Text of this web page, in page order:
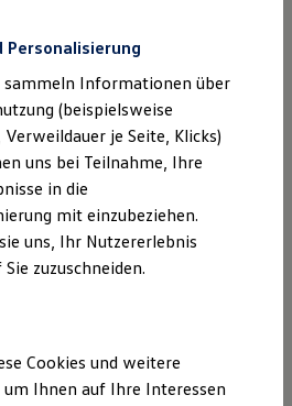
Class bei Volkswagen
Cookie-Richtlinie
Act (DSA)
EU Data Act
Vertrag Widerrufen
AG
gezeigten Fahrzeuge und
in einzelnen Details vom aktuellen
Personalisierung
sammeln Informationen über
(beispielsweise
je Seite, Klicks)
uns bei Teilnahme, Ihre
in die
mit einzubeziehen.
uns, Ihr Nutzererlebnis
zuzuschneiden.
Cookies und weitere
um Ihnen auf Ihre Interessen